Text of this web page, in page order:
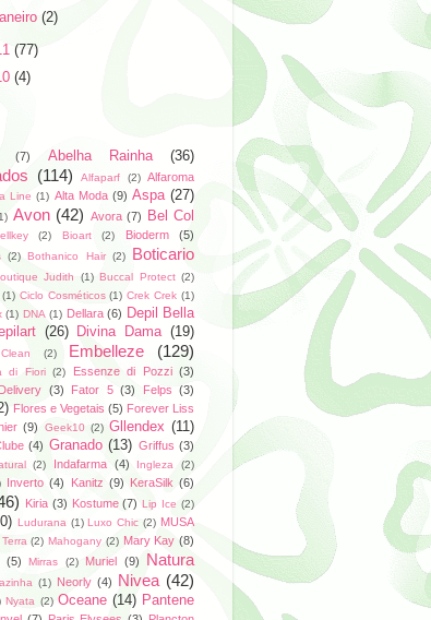
(2)
(77)
(4)
(7) Abelha Rainha (36)
(114) Alfaparf (2) Alfaroma
Line (1) Alta Moda (9) Aspa (27)
Avon (42) Avora (7)
Bel Col
(2) Bioart (2) Bioderm (5)
(2) Bothanico Hair (2)
Boticario
Judith (1) Buccal Protect (2)
(1) Ciclo Cosméticos (1) Crek Crek (1)
(1) DNA (1) Dellara (6) Depil Bella
(26) Divina Dama (19)
(2) Embelleze (129)
di Fiori (2) Essenze di Pozzi (3)
(3) Fator 5 (3) Felps (3)
Flores e Vegetais (5) Forever Liss
(9) Geek10 (2) Gllendex (11)
(4) Granado (13) Griffus (3)
(2) Indafarma (4) Ingleza
(2)
Inverto (4) Kanitz (9) KeraSilk (6)
Kiria (3) Kostume (7) Lip Ice (2)
Ludurana (1) Luxo Chic (2) MUSA
(2) Mahogany (2) Mary Kay (8)
(5) Mirras (2) Muriel (9)
Natura
(1) Neorly (4) Nivea (42)
Nyata (2) Oceane (14) Pantene